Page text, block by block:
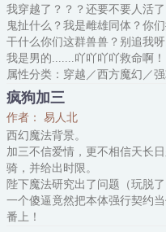
我穿越了？？？还要不要人活了
鬼扯什么？我是雌雄同体？你
干什么你们这群兽兽？别追我
我是男的.......吖吖吖吖救命啊！
属性分类：穿越／西方魔幻／
关键字：于辛铁 领主 蜥蜴男
疯狗加三
作者： 易人北
西幻魔法背景。
加三不信爱情，更不相信天长
骑，并给出时限。
陛下魔法研究出了问题（玩脱
一个傻逼竟然把本体强行契约
番上！